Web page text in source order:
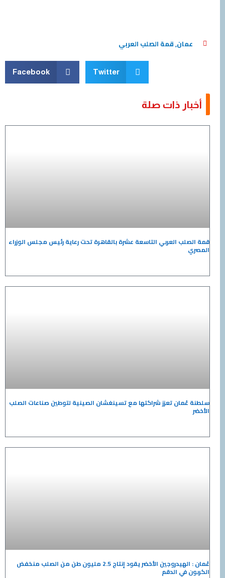
عمان,قمة الصلب العربي
Twitter
Facebook
أخبار ذات صلة
قمة الصلب العربي التاسعة عشرة بالقاهرة تحت رعاية رئيس مجلس الوزراء
المصري
سلطنة عُمان تعزز شراكتها مع تسينغشان الصينية لتوطين صناعات الصلب
الأخضر
عُمان : الهيدروجين الأخضر يقود إنتاج 2.5 مليون طن من الصلب منخفض
الكربون في الدقم